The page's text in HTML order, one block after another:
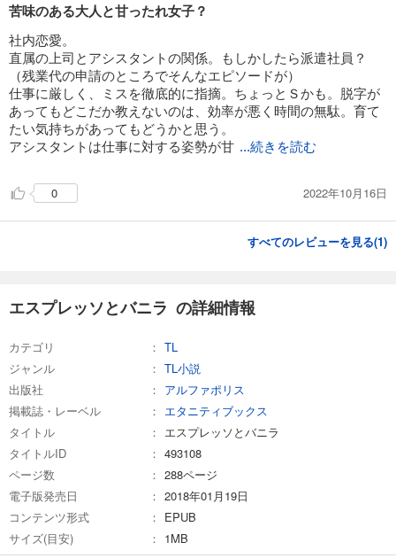
苦味のある大人と甘ったれ女子？
社内恋愛。
直属の上司とアシスタントの関係。もしかしたら派遣社員？
（残業代の申請のところでそんなエピソードが）
仕事に厳しく、ミスを徹底的に指摘。ちょっとＳかも。脱字が
あってもどこだか教えないのは、効率が悪く時間の無駄。育て
たい気持ちがあってもどうかと思う。
アシスタントは仕事に対する姿勢が甘 ...続きを読む
0 2022年10月16日
すべてのレビューを見る(1)
エスプレッソとバニラ の詳細情報
カテゴリ
TL
ジャンル
TL小説
出版社
アルファポリス
掲載誌・レーベル
エタニティブックス
タイトル
エスプレッソとバニラ
タイトルID
493108
ページ数
288ページ
電子版発売日
2018年01月19日
コンテンツ形式
EPUB
サイズ(目安)
1MB